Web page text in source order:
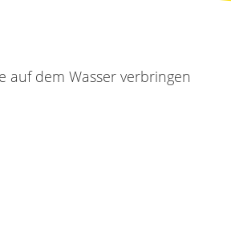
auf dem Wasser verbringen